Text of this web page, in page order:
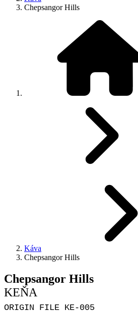
Chepsangor Hills
Káva
Chepsangor Hills
Chepsangor Hills
KEŇA
ORIGIN FILE KE-005